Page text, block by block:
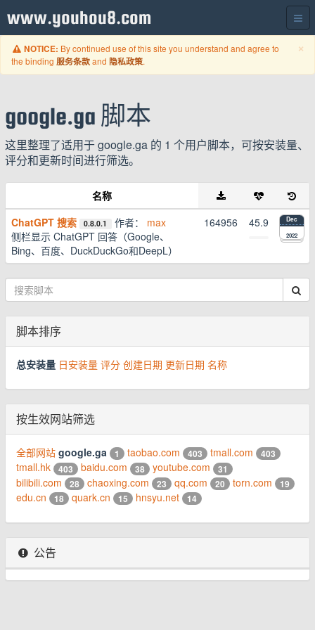
www.youhou8.com
×
NOTICE: By continued use of this site you understand and agree to
the binding 服务条款and 隐私政策.
google.ga 脚本
这里整理了适用于 google.ga 的 1 个用户脚本，可按安装量、
评分和更新时间进行筛选。
名称
ChatGPT 搜索
0.8.0.1 作者： max
侧栏显示 ChatGPT 回答（Google、
Bing、百度、DuckDuckGo和DeepL）
164956 45.9 Dec
2022
脚本排序
总安装量 日安装量 评分 创建日期 更新日期 名称
按生效网站筛选
全部网站 google.ga 1 taobao.com 403 tmall.com 403
tmall.hk 403 baidu.com 38 youtube.com 31
bilibili.com 28 chaoxing.com 23 qq.com 20 torn.com 19
edu.cn 18 quark.cn 15 hnsyu.net 14
公告